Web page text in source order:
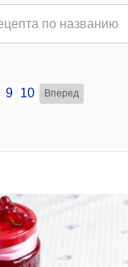
9 10 Вперед